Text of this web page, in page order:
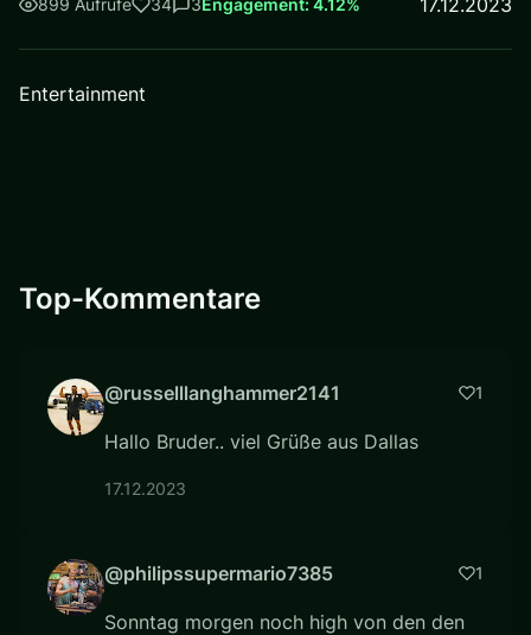
899 Aufrufe 34 3Engagement: 4.12%
Entertainment
Top-Kommentare
@russelllanghammer2141 1
Hallo Bruder.. viel Grüße aus Dallas
17.12.2023
@philipssupermario7385 1
Sonntag morgen noch high von den den